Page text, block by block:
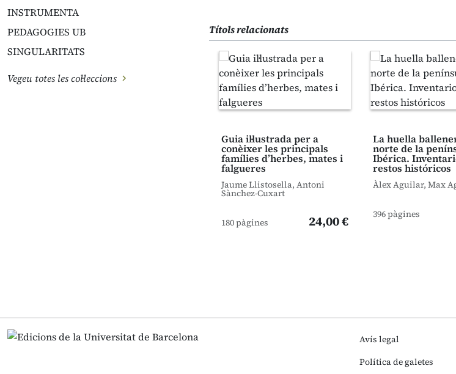
INSTRUMENTA
PEDAGOGIES UB
SINGULARITATS
Vegeu totes les col·leccions
Títols relacionats
Guia il·lustrada per a
conèixer les principals
famílies d’herbes, mates i
falgueres
Jaume Llistosella, Antoni
Sànchez-Cuxart
180 pàgines 24,00 €
La huella
norte de la
Ibérica.
restos históricos
Àlex Aguilar, Max
396 pàgines
Avís legal
Política de galetes